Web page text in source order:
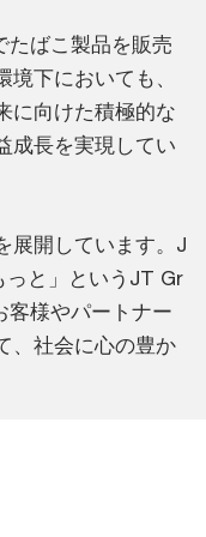
たばこ製品を販売
下においても、
に向けた積極的な
成長を実現してい
展開しています。J
っと」というJT Gr
客様やパートナー
、社会に心の豊か